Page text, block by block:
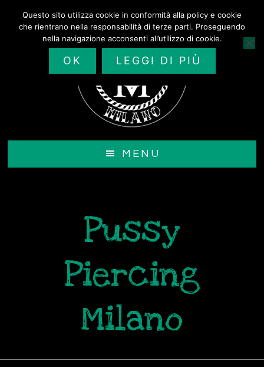
contenuto
MENU
Pussy
Piercing
Milano
Questo sito utilizza cookie in conformità alla policy e cookie
che rientrano nella responsabilità di terze parti. Proseguendo
nella navigazione acconsenti all’utilizzo di cookie.
OK LEGGI DI PIÙ